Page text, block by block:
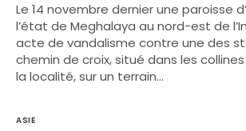
Le 14 novembre dernier une paroisse
l’état de Meghalaya au nord-est de
acte de vandalisme contre une des
chemin de croix, situé dans les
la localité, sur un terrain…
ASIE